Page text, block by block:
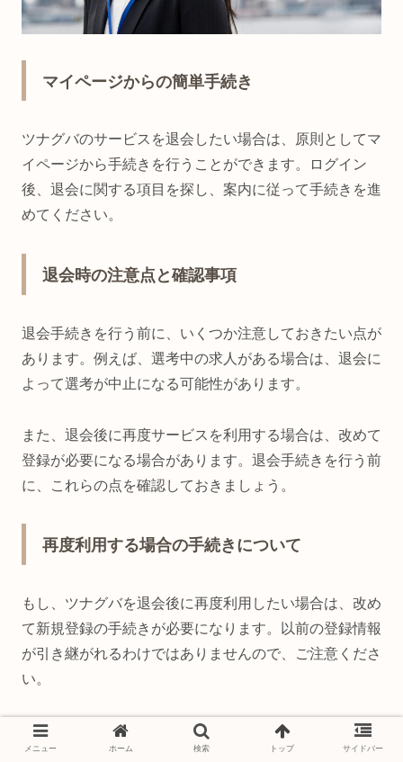
マイページからの簡単手続き
ツナグバのサービスを退会したい場合は、原則としてマ
イページから手続きを行うことができます。ログイン
後、退会に関する項目を探し、案内に従って手続きを進
めてください。
退会時の注意点と確認事項
退会手続きを行う前に、いくつか注意しておきたい点が
あります。例えば、選考中の求人がある場合は、退会に
よって選考が中止になる可能性があります。
また、退会後に再度サービスを利用する場合は、改めて
登録が必要になる場合があります。退会手続きを行う前
に、これらの点を確認しておきましょう。
再度利用する場合の手続きについて
もし、ツナグバを退会後に再度利用したい場合は、改め
て新規登録の手続きが必要になります。以前の登録情報
が引き継がれるわけではありませんので、ご注意くださ
い。
連絡がこない？まずは公式サイトで詳細
メニュー ホーム 検索 トップ サイドバー